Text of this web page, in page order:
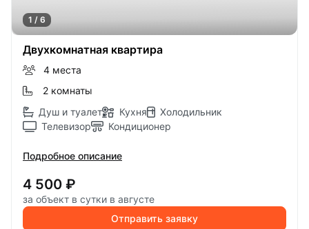
1 / 6
Двухкомнатная квартира
4 места
2 комнаты
Душ и туалет
Кухня
Холодильник
Телевизор
Кондиционер
Подробное описание
4 500 ₽
за объект в сутки в августе
Отправить заявку